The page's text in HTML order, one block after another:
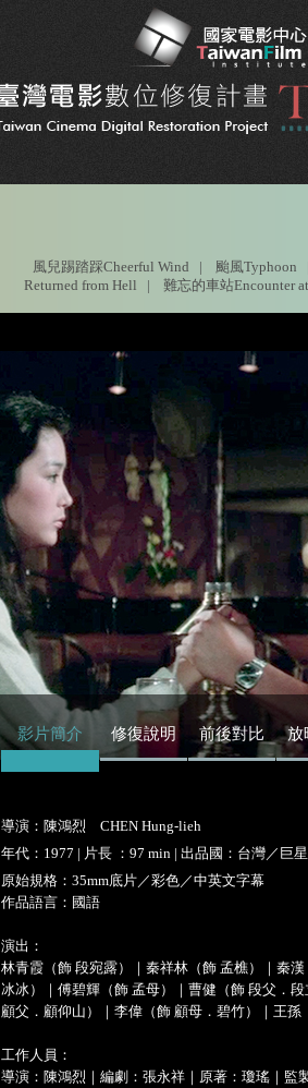
風兒踢踏踩Cheerful Wind | 颱風Typhoon
Returned from Hell
| 難忘的車站Encounter
影片簡介 修復說明 前後對比 放
導演：陳鴻烈 CHEN Hung-lieh
年代：1977 | 片長 ：97 min | 出品國：台灣／巨
原始規格：35mm底片／彩色／中英文字幕
作品語言：國語
演出：
林青霞（飾 段宛露）｜秦祥林（飾 孟樵）｜秦
冰冰）｜傅碧輝（飾 孟母）｜曹健（飾 段父．
顧父．顧仰山）｜李偉（飾 顧母．碧竹）｜王孫
工作人員：
導演：陳鴻烈｜編劇：張永祥｜原著：瓊瑤｜監